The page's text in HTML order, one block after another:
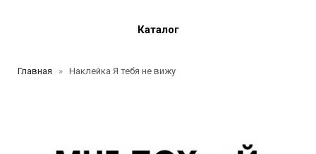
Каталог
Главная Наклейка Я тебя не вижу